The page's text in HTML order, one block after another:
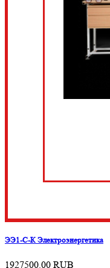
ЭЭ1-С-К Электроэнергетика
1927500.00 RUB